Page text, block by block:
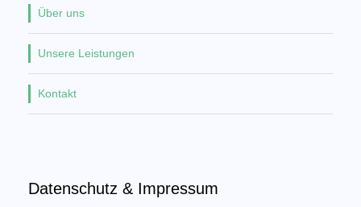
Über uns
Unsere Leistungen
Kontakt
Datenschutz & Impressum